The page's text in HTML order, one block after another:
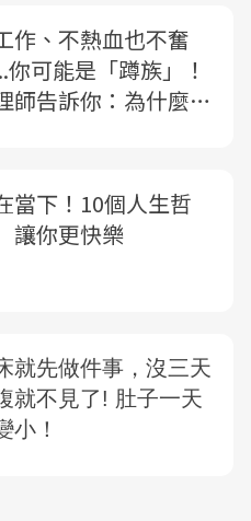
作、不熱血也不奮
你可能是「蹲族」！
師告訴你：為什麼你
當下！10個人生哲
你更快樂